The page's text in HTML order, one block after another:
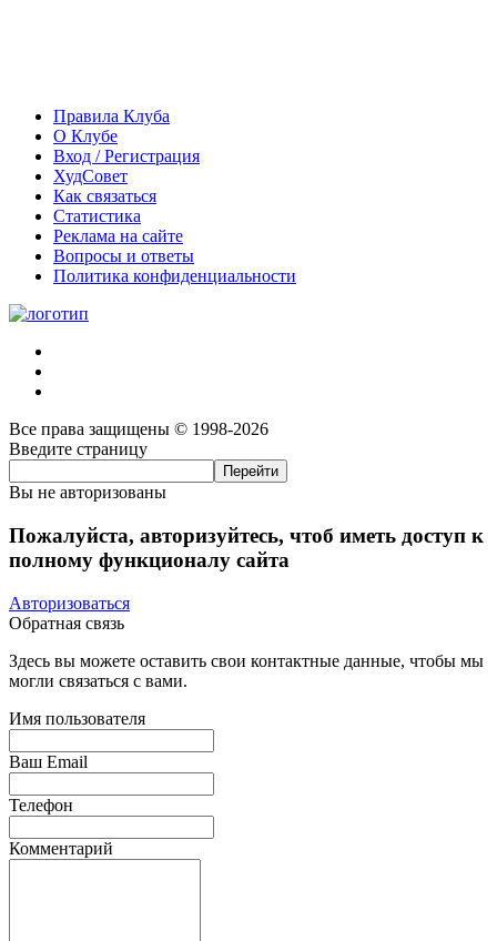
Правила Клуба
О Клубе
Вход / Регистрация
ХудСовет
Как связаться
Статистика
Реклама на сайте
Вопросы и ответы
Политика конфиденциальности
Все права защищены © 1998-2026
Введите страницу
Вы не авторизованы
Пожалуйста, авторизуйтесь, чтоб иметь доступ к
полному функционалу сайта
Авторизоваться
Обратная связь
Здесь вы можете оставить свои контактные данные, чтобы мы
могли связаться с вами.
Имя пользователя
Ваш Email
Телефон
Комментарий